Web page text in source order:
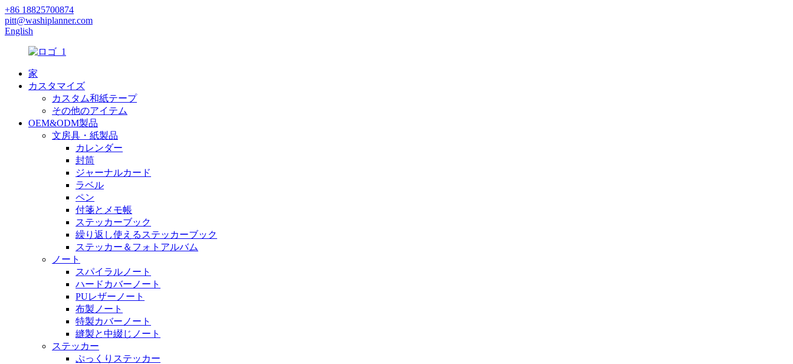
+86 18825700874
pitt@washiplanner.com
English
家
カスタマイズ
カスタム和紙テープ
その他のアイテム
OEM&ODM製品
文房具・紙製品
カレンダー
封筒
ジャーナルカード
ラベル
ペン
付箋とメモ帳
ステッカーブック
繰り返し使えるステッカーブック
ステッカー＆フォトアルバム
ノート
スパイラルノート
ハードカバーノート
PUレザーノート
布製ノート
特製カバーノート
縫製と中綴じノート
ステッカー
ぷっくりステッカー